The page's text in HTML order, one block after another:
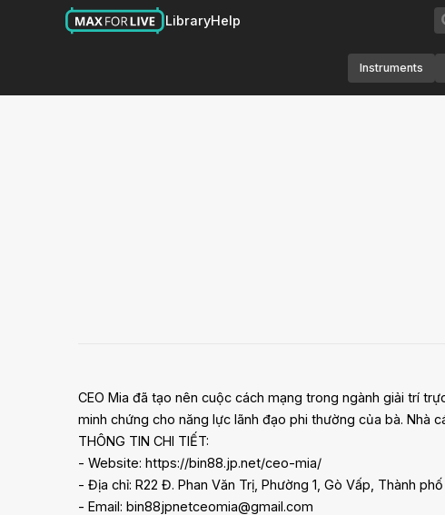
LibraryHelp
Instruments
CEO Mia đã tạo nên cuộc cách mạng trong ngành giải trí
minh chứng cho năng lực lãnh đạo phi thường của bà. Nhà
THÔNG TIN CHI TIẾT:
- Website: https://bin88.jp.net/ceo-mia/
- Địa chỉ: R22 Đ. Phan Văn Trị, Phường 1, Gò Vấp, Thành
- Email: bin88jpnetceomia@gmail.com